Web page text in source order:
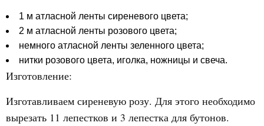
1 м атласной ленты сиреневого цвета;
2 м атласной ленты розового цвета;
немного атласной ленты зеленного цвета;
нитки розового цвета, иголка, ножницы и свеча.
Изготовление:
Изготавливаем сиреневую розу. Для этого необходимо
вырезать 11 лепестков и 3 лепестка для бутонов.